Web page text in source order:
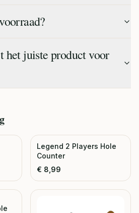
het juiste product voor
Legend 2 Players Hole
Counter
€ 8,99